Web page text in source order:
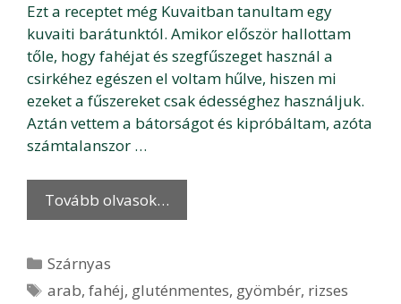
Ezt a receptet még Kuvaitban tanultam egy
kuvaiti barátunktól. Amikor először hallottam
tőle, hogy fahéjat és szegfűszeget használ a
csirkéhez egészen el voltam hűlve, hiszen mi
ezeket a fűszereket csak édességhez használjuk.
Aztán vettem a bátorságot és kipróbáltam, azóta
számtalanszor …
Tovább olvasok…
Kategória
Szárnyas
Címkék
arab,fahéj, gluténmentes, gyömbér, rizses